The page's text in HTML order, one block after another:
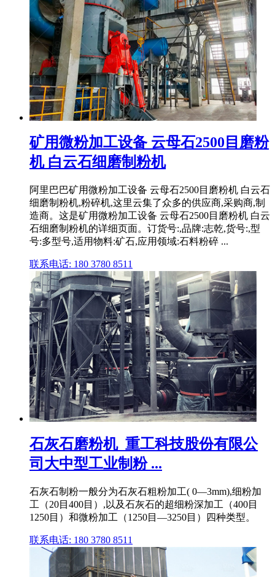
矿用微粉加工设备 云母石2500目磨粉
机 白云石细磨制粉机
阿里巴巴矿用微粉加工设备 云母石2500目磨粉机 白云石
细磨制粉机,粉碎机,这里云集了众多的供应商,采购商,制
造商。这是矿用微粉加工设备 云母石2500目磨粉机 白云
石细磨制粉机的详细页面。订货号:,品牌:志乾,货号:,型
号:多型号,适用物料:矿石,应用领域:石料粉碎 ...
联系电话: 180 3780 8511
石灰石磨粉机_重工科技股份有限公
司大中型工业制粉 ...
石灰石制粉一般分为石灰石粗粉加工( 0—3mm),细粉加
工（20目400目）,以及石灰石的超细粉深加工（400目
1250目）和微粉加工（1250目—3250目）四种类型。
联系电话: 180 3780 8511